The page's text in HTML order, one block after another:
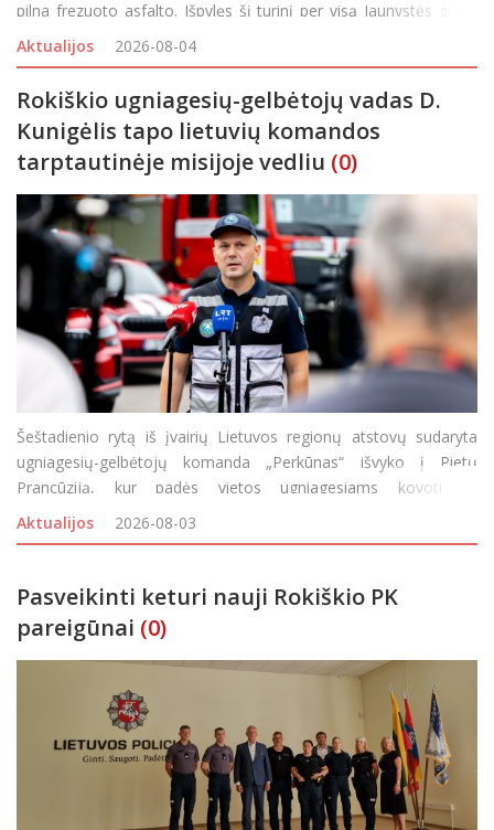
pilna frezuoto asfalto. Išpylęs šį turinį per visą Jaunystės g. ilgį
vairuotojas išvažiavo, o gyventojai visą savaitgalį buvo priversti
važiuoti gatvelės šon
Aktualijos 2026-08-04
Rokiškio ugniagesių-gelbėtojų vadas D.
Kunigėlis tapo lietuvių komandos
tarptautinėje misijoje vedliu (0)
Šeštadienio rytą iš įvairių Lietuvos regionų atstovų sudaryta
ugniagesių-gelbėtojų komanda „Perkūnas“ išvyko į Pietų
Prancūziją, kur padės vietos ugniagesiams kovoti su
siautėjančiais didžiuliais miškų gaisrais. Keturių dešimčių
savanorių būriui
Aktualijos 2026-08-03
Pasveikinti keturi nauji Rokiškio PK
pareigūnai (0)